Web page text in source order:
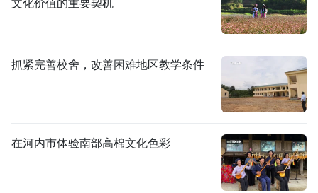
抓紧完善校舍，改善困难地区教学条件
在河内市体验南部高棉文化色彩